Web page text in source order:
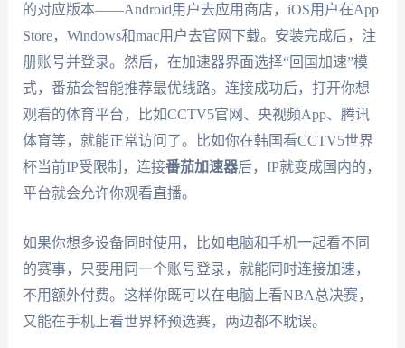
的对应版本——Android用户去应用商店，iOS用户在App
Store，Windows和mac用户去官网下载。安装完成后，注
册账号并登录。然后，在加速器界面选择“回国加速”模
式，番茄会智能推荐最优线路。连接成功后，打开你想
观看的体育平台，比如CCTV5官网、央视频App、腾讯
体育等，就能正常访问了。比如你在韩国看CCTV5世界
杯当前IP受限制，连接番茄加速器后，IP就变成国内的，
平台就会允许你观看直播。
如果你想多设备同时使用，比如电脑和手机一起看不同
的赛事，只要用同一个账号登录，就能同时连接加速，
不用额外付费。这样你既可以在电脑上看NBA总决赛，
又能在手机上看世界杯预选赛，两边都不耽误。